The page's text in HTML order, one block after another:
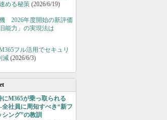
める秘策 (2026/6/19)
2026年度開始の新評価
能力」の実現法は
フル活用でセキュリ
減 (2026/6/3)
にM365が乗っ取られる
社員に周知すべき“新フ
シング”の教訓